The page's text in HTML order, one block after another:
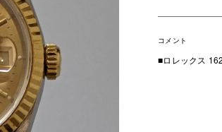
コメント
■ロレックス